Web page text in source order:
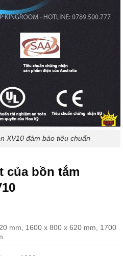
XV10 đảm bảo tiêu chuẩn
của bồn tắm
mm, 1600 x 800 x 620 mm, 1700